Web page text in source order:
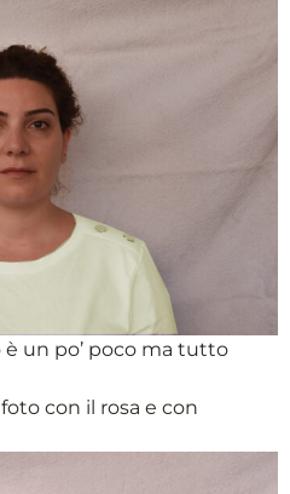
è un po’ poco ma tutto
con il rosa e con